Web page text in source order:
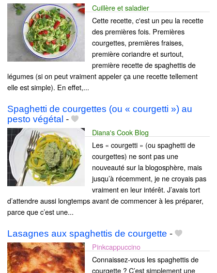
Cuillère et saladier
Cette recette, c'est un peu la recette
des premières fois. Premières
courgettes, premières fraises,
première coriandre et surtout,
première recette de spaghettis de
légumes (si on peut vraiment appeler ça une recette tellement
elle est simple). En effet,...
Spaghetti de courgettes (ou « courgetti ») au
pesto végétal -
Diana's Cook Blog
Les « courgetti » (ou spaghetti de
courgettes) ne sont pas une
nouveauté sur la blogosphère, mais
jusqu’à récemment, je ne croyais pas
vraiment en leur intérêt. J’avais tort
d’attendre aussi longtemps avant de commencer à les préparer,
parce que c’est une...
Lasagnes aux spaghettis de courgette -
Pinkcappuccino
Connaissez-vous les spaghettis de
courgette ? C’est simplement une